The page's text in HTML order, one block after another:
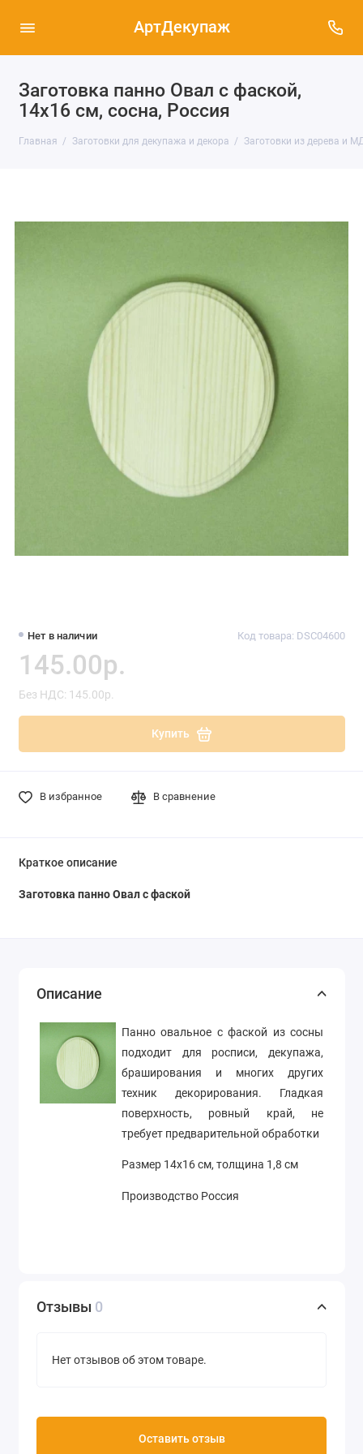
АртДекупаж
Заготовка панно Овал с фаской,
14х16 см, сосна, Россия
Главная Заготовки для декупажа и декора Заготовки из дерева и
Нет в наличии Код товара: DSC04600
145.00р.
Без НДС: 145.00р.
Купить
В избранное В сравнение
Краткое описание
Заготовка панно Овал с фаской
Описание
Панно овальное с фаской из сосны
подходит для росписи, декупажа,
браширования и многих других
техник декорирования. Гладкая
поверхность, ровный край, не
требует предварительной обработки
Размер 14х16 см, толщина 1,8 см
Производство Россия
Отзывы 0
Нет отзывов об этом товаре.
Оставить отзыв